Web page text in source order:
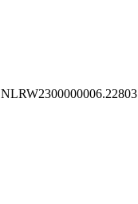
NLRW2300000006.22803